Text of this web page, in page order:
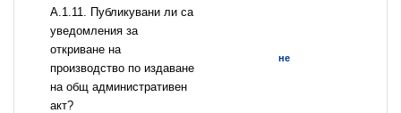
А.1.11. Публикувани ли са
уведомления за
откриване на
производство по издаване
на общ административен
акт?
не